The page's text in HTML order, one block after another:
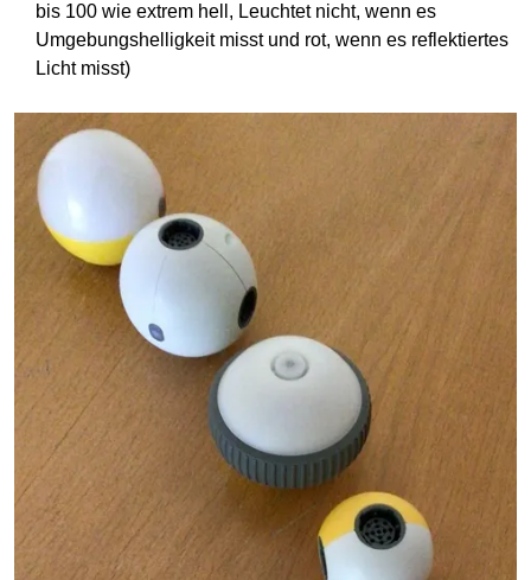
bis 100 wie extrem hell, Leuchtet nicht, wenn es
Umgebungshelligkeit misst und rot, wenn es reflektiertes
Licht misst)